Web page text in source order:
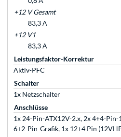
+12 V Gesamt
83,3 A
+12 V1
83,3 A
Leistungsfaktor-Korrektur
Aktiv-PFC
Schalter
1x Netzschalter
Anschlüsse
1x 24-Pin-ATX12V-2.x, 2x 4+4-Pin-
6+2-Pin-Grafik, 1x 12+4 Pin